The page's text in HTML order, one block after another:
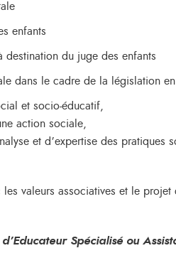
enfants
du juge des enfants
dans le cadre de la législation
et socio-éducatif,
action sociale,
et d’expertise des pratiques
les valeurs associatives et le
Spécialisé ou